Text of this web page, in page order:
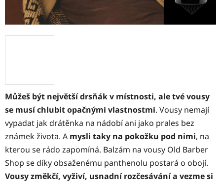
Můžeš být největší drsňák v místnosti, ale tvé vousy
se musí chlubit opačnými vlastnostmi. Vousy nemají
vypadat jak drátěnka na nádobí ani jako prales bez
známek života. A mysli taky na pokožku pod nimi, na
kterou se rádo zapomíná. Balzám na vousy Old Barber
Shop se díky obsaženému panthenolu postará o obojí.
Vousy změkčí, vyživí, usnadní rozčesávání a vezme si